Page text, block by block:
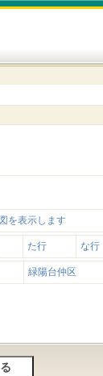
を表示します
た行 な行
緑陽台仲区